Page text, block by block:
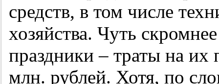
средств, в том числе
хозяйства. Чуть
праздники – траты на их
млн. рублей. Хотя, по